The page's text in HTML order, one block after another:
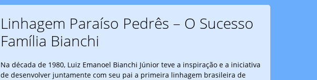
Linhagem Paraíso Pedrês – O Sucesso
Família Bianchi
Na década de 1980, Luiz Emanoel Bianchi Júnior teve a inspiração e a iniciativa
de desenvolver juntamente com seu pai a primeira linhagem brasileira de